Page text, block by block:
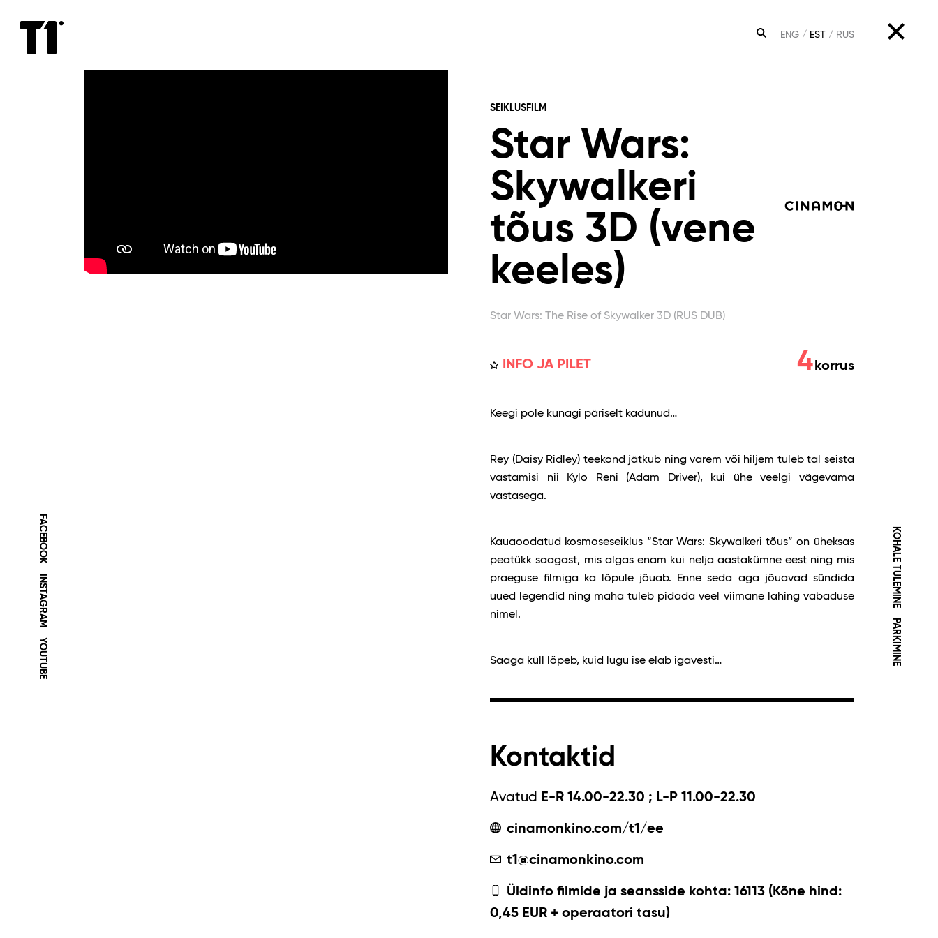
OTSING
ENG EST RUS
FACEBOOK
INSTAGRAM
YOUTUBE
KOHALE TULEMINE
PARKIMINE
SEIKLUSFILM
Star Wars:
Skywalkeri
tõus 3D (vene
keeles)
Star Wars: The Rise of Skywalker 3D (RUS DUB)
INFO JA PILET 4korrus
Keegi pole kunagi päriselt kadunud…
Rey (Daisy Ridley) teekond jätkub ning varem või hiljem tuleb tal seista
vastamisi nii Kylo Reni (Adam Driver), kui ühe veelgi vägevama
vastasega.
Kauaoodatud kosmoseseiklus “Star Wars: Skywalkeri tõus” on üheksas
peatükk saagast, mis algas enam kui nelja aastakümne eest ning mis
praeguse filmiga ka lõpule jõuab. Enne seda aga jõuavad sündida
uued legendid ning maha tuleb pidada veel viimane lahing vabaduse
nimel.
Saaga küll lõpeb, kuid lugu ise elab igavesti…
Kontaktid
Avatud E-R 14.00-22.30 ; L-P 11.00-22.30
cinamonkino.com/t1/ee
t1@cinamonkino.com
Üldinfo filmide ja seansside kohta: 16113 (Kõne hind:
0,45 EUR + operaatori tasu)